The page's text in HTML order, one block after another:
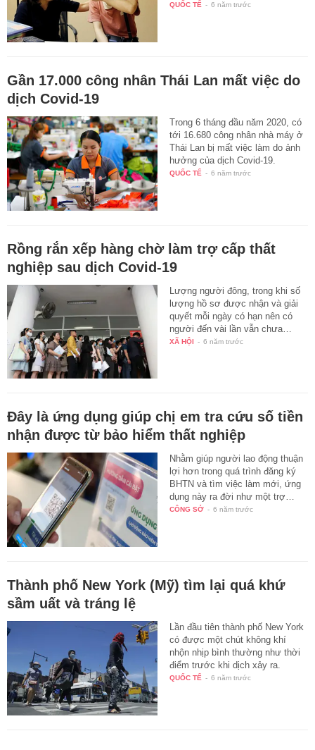
QUỐC TẾ - 6 năm trước
Gần 17.000 công nhân Thái Lan mất việc do
dịch Covid-19
Trong 6 tháng đầu năm 2020, có
tới 16.680 công nhân nhà máy ở
Thái Lan bị mất việc làm do ảnh
hưởng của dịch Covid-19.
QUỐC TẾ - 6 năm trước
Rồng rắn xếp hàng chờ làm trợ cấp thất
nghiệp sau dịch Covid-19
Lượng người đông, trong khi số
lượng hồ sơ được nhận và giải
quyết mỗi ngày có hạn nên có
người đến vài lần vẫn chưa…
XÃ HỘI - 6 năm trước
Đây là ứng dụng giúp chị em tra cứu số tiền
nhận được từ bảo hiểm thất nghiệp
Nhằm giúp người lao động thuận
lợi hơn trong quá trình đăng ký
BHTN và tìm việc làm mới, ứng
dụng này ra đời như một trợ…
CÔNG SỞ - 6 năm trước
Thành phố New York (Mỹ) tìm lại quá khứ
sầm uất và tráng lệ
Lần đầu tiên thành phố New York
có được một chút không khí
nhộn nhịp bình thường như thời
điểm trước khi dịch xảy ra.
QUỐC TẾ - 6 năm trước